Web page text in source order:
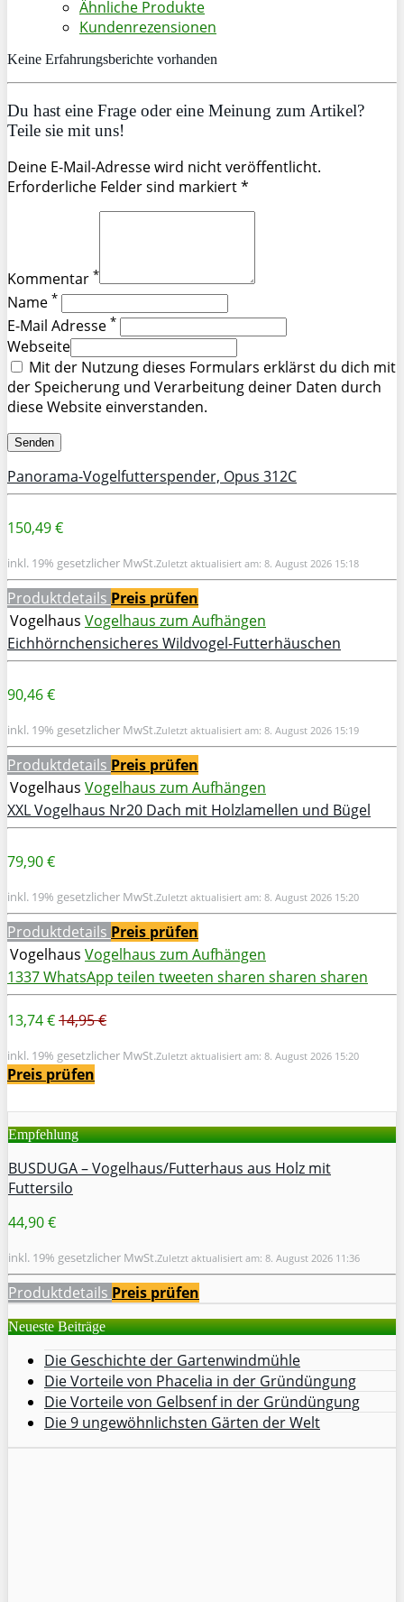
Ähnliche Produkte
Kundenrezensionen
Keine Erfahrungsberichte vorhanden
Du hast eine Frage oder eine Meinung zum Artikel?
Teile sie mit uns!
Deine E-Mail-Adresse wird nicht veröffentlicht.
Erforderliche Felder sind markiert *
Kommentar *
Name *
E-Mail Adresse *
Webseite
Mit der Nutzung dieses Formulars erklärst du dich mit
der Speicherung und Verarbeitung deiner Daten durch
diese Website einverstanden.
Panorama-Vogelfutterspender, Opus 312C
150,49 €
inkl. 19% gesetzlicher MwSt.Zuletzt aktualisiert am: 8. August 2026 15:18
Produktdetails Preis prüfen
Vogelhaus Vogelhaus zum Aufhängen
Eichhörnchensicheres Wildvogel-Futterhäuschen
90,46 €
inkl. 19% gesetzlicher MwSt.Zuletzt aktualisiert am: 8. August 2026 15:19
Produktdetails Preis prüfen
Vogelhaus Vogelhaus zum Aufhängen
XXL Vogelhaus Nr20 Dach mit Holzlamellen und Bügel
79,90 €
inkl. 19% gesetzlicher MwSt.Zuletzt aktualisiert am: 8. August 2026 15:20
Produktdetails Preis prüfen
Vogelhaus Vogelhaus zum Aufhängen
1337WhatsApp teilen tweeten sharen sharen sharen
13,74 €14,95 €
inkl. 19% gesetzlicher MwSt.Zuletzt aktualisiert am: 8. August 2026 15:20
Preis prüfen
Empfehlung
BUSDUGA – Vogelhaus/Futterhaus aus Holz mit
Futtersilo
44,90 €
inkl. 19% gesetzlicher MwSt.Zuletzt aktualisiert am: 8. August 2026 11:36
Produktdetails Preis prüfen
Neueste Beiträge
Die Geschichte der Gartenwindmühle
Die Vorteile von Phacelia in der Gründüngung
Die Vorteile von Gelbsenf in der Gründüngung
Die 9 ungewöhnlichsten Gärten der Welt